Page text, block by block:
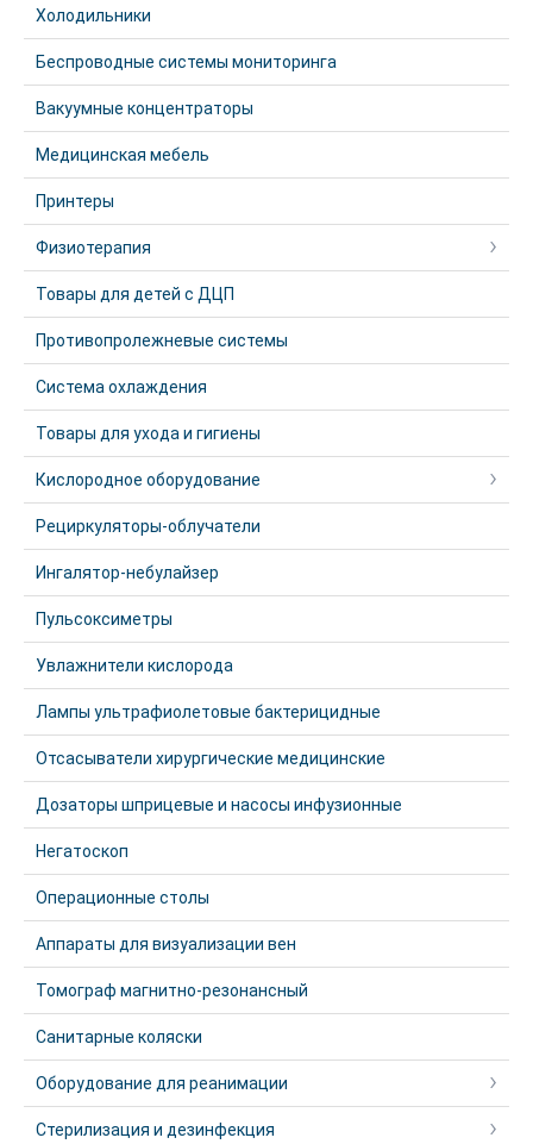
Холодильники
Беспроводные системы мониторинга
Вакуумные концентраторы
Медицинская мебель
Принтеры
Физиотерапия
Товары для детей с ДЦП
Противопролежневые системы
Система охлаждения
Товары для ухода и гигиены
Кислородное оборудование
Рециркуляторы-облучатели
Ингалятор-небулайзер
Пульсоксиметры
Увлажнители кислорода
Лампы ультрафиолетовые бактерицидные
Отсасыватели хирургические медицинские
Дозаторы шприцевые и насосы инфузионные
Негатоскоп
Операционные столы
Аппараты для визуализации вен
Томограф магнитно-резонансный
Санитарные коляски
Оборудование для реанимации
Стерилизация и дезинфекция